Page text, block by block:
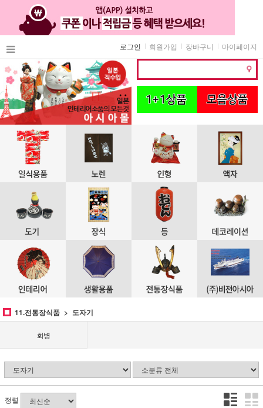
마이페이지
장바구니
회원가입
로그인
11.전통장식품 도자기
화병
정렬